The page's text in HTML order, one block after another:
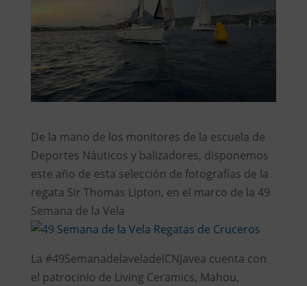
De la mano de los monitores de la escuela de
Deportes Náuticos y balizadores, disponemos
este año de esta selección de fotografías de la
regata Sir Thomas Lipton, en el marco de la 49
Semana de la Vela
La #49SemanadelaveladelCNJavea cuenta con
el patrocinio de Living Ceramics, Mahou,